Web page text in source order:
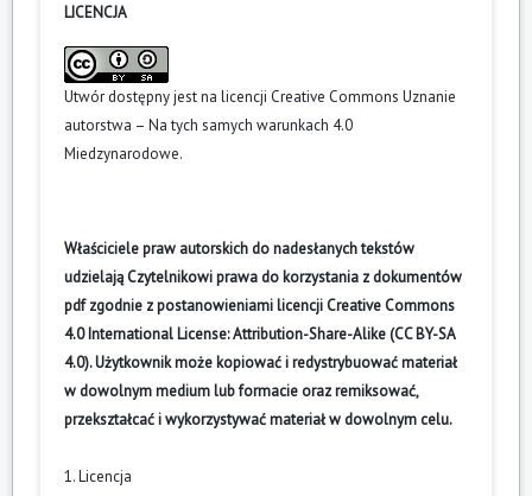
LICENCJA
Utwór dostępny jest na licencji Creative Commons Uznanie
autorstwa – Na tych samych warunkach 4.0
Miedzynarodowe.
Właściciele praw autorskich do nadesłanych tekstów
udzielają Czytelnikowi prawa do korzystania z dokumentów
pdf zgodnie z postanowieniami licencji Creative Commons
4.0 International License: Attribution-Share-Alike (CC BY-SA
4.0). Użytkownik może kopiować i redystrybuować materiał
w dowolnym medium lub formacie oraz remiksować,
przekształcać i wykorzystywać materiał w dowolnym celu.
1. Licencja